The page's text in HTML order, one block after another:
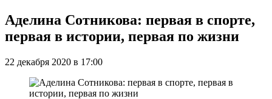
Аделина Сотникова: первая в спорте,
первая в истории, первая по жизни
22 декабря 2020 в 17:00